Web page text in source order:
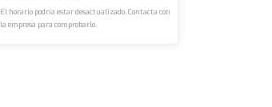
El horario podría estar desactualizado. Contacta con
la empresa para comprobarlo.